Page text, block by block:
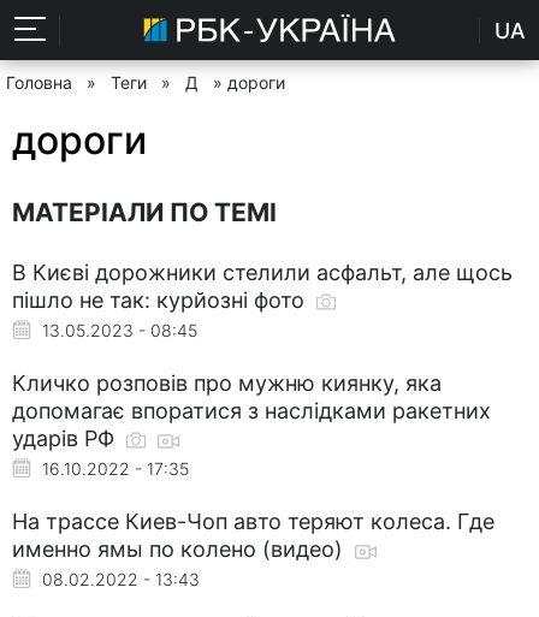
UA
Головна » Теги » Д » дороги
дороги
МАТЕРІАЛИ ПО ТЕМІ
В Києві дорожники стелили асфальт, але щось
пішло не так: курйозні фото
13.05.2023 - 08:45
Кличко розповів про мужню киянку, яка
допомагає впоратися з наслідками ракетних
ударів РФ
16.10.2022 - 17:35
На трассе Киев-Чоп авто теряют колеса. Где
именно ямы по колено (видео)
08.02.2022 - 13:43